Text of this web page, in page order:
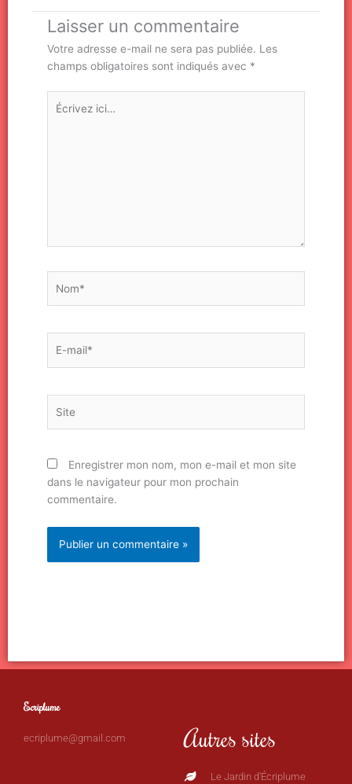
Laisser un commentaire
Votre adresse e-mail ne sera pas publiée. Les
champs obligatoires sont indiqués avec *
Écrivez
ici…
mail*
Enregistrer mon nom, mon e-mail et mon site
dans le navigateur pour mon prochain
commentaire.
Ecriplume
ecriplume@gmail.com Autres sites
Le Jardin d'Écriplume